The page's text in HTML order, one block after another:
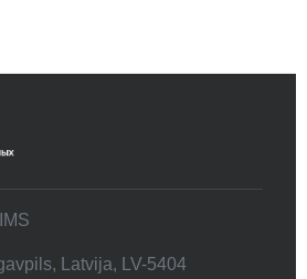
Latvija, LV-5404